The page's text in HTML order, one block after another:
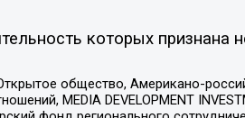
которых признана
общество, Американо-
MEDIA DEVELOPMENT